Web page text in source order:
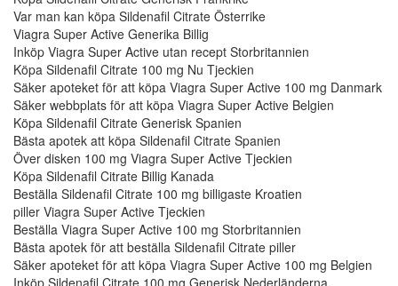
Var man kan köpa Sildenafil Citrate Österrike
Viagra Super Active Generika Billig
Inköp Viagra Super Active utan recept Storbritannien
Köpa Sildenafil Citrate 100 mg Nu Tjeckien
Säker apoteket för att köpa Viagra Super Active 100 mg Danmark
Säker webbplats för att köpa Viagra Super Active Belgien
Köpa Sildenafil Citrate Generisk Spanien
Bästa apotek att köpa Sildenafil Citrate Spanien
Över disken 100 mg Viagra Super Active Tjeckien
Köpa Sildenafil Citrate Billig Kanada
Beställa Sildenafil Citrate 100 mg billigaste Kroatien
piller Viagra Super Active Tjeckien
Beställa Viagra Super Active 100 mg Storbritannien
Bästa apotek för att beställa Sildenafil Citrate piller
Säker apoteket för att köpa Viagra Super Active 100 mg Belgien
Inköp Sildenafil Citrate 100 mg Generisk Nederländerna